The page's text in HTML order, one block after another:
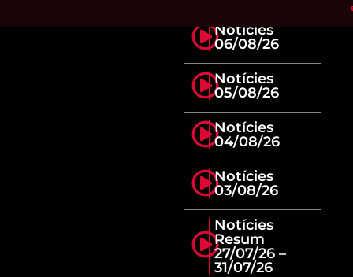
Notícies
06/08/26
Notícies
05/08/26
Notícies
04/08/26
Notícies
03/08/26
Notícies
Resum
27/07/26 –
31/07/26